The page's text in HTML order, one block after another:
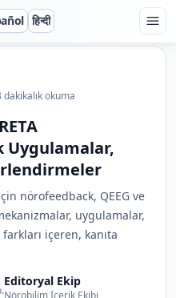
हिन्दी
dakikalık okuma
Uygulamalar,
nörofeedback, QEEG ve
uygulamalar,
içeren, kanıta
Editoryal Ekip
Nörobilim İçerik Ekibi